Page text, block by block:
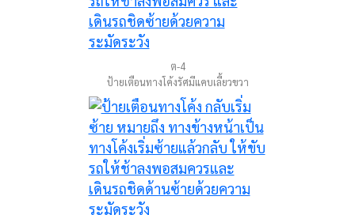
ต-4
ป้ายเตือนทางโค้งรัศมีแคบเลี้ยวขวา